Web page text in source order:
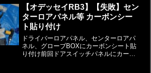
Gear製のフォグランプを装着します純正
ウィンカーの取...
【オデッセイRB3】【失敗】セン
ターロアパネル等 カーボンシー
ト貼り付け
ドライバーロアパネル、センターロアパ
ネル、グローブBOXにカーボンシート貼
り付け前回ドアスイッチパネルにカーボ